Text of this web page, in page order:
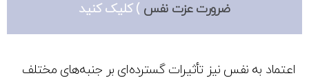
ضرورت عزت نفس) کلیک کنید
اعتماد به نفس نیز تأثیرات گسترده‌ای بر جنبه‌های مختلف